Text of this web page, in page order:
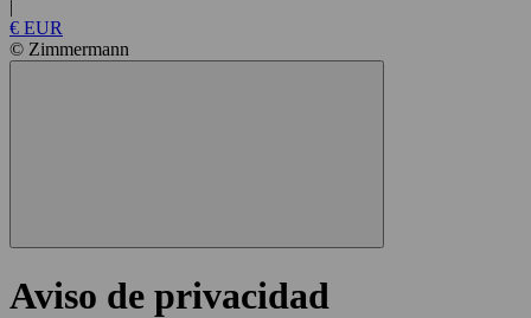
|
€ EUR
© Zimmermann
Aviso de privacidad